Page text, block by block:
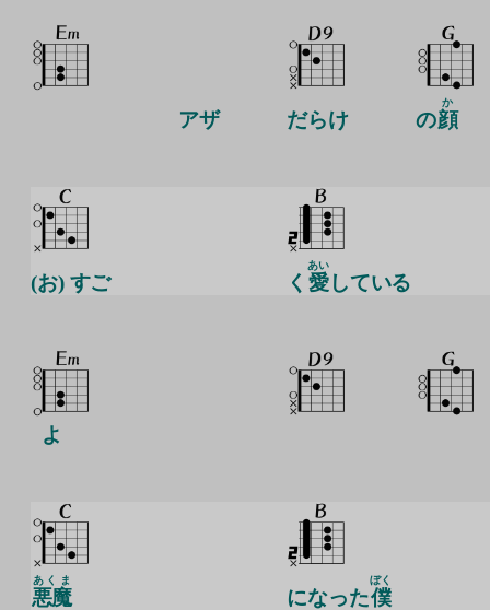
アザ だらけ の顔
か
(お) すご く 愛
あい
している
よ
悪魔
あくま
になった僕
ぼく